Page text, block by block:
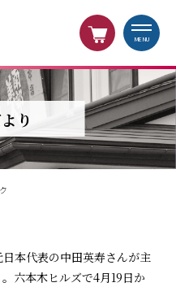
MENU
り
本代表の中田英寿さんが主
六本木ヒルズで4月19日か